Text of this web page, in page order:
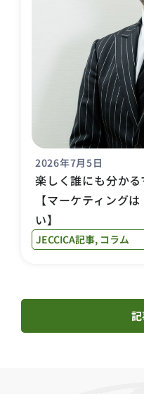
2026年7月5日
楽しく誰にも分か
【マーケティング
い】
JECCICA記事, コラム